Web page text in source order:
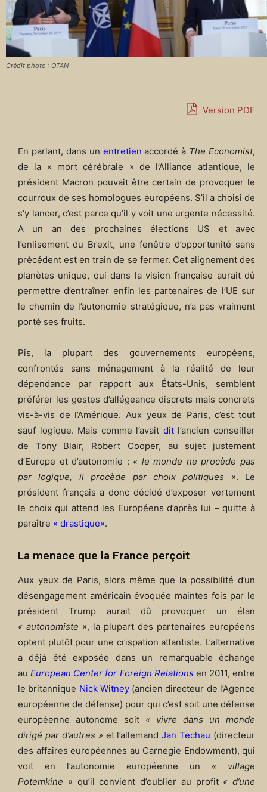
Crédit photo : OTAN
Version PDF
En parlant, dans un entretien accordé à The Economist,
de la « mort cérébrale » de l’Alliance atlantique, le
président Macron pouvait être certain de provoquer le
courroux de ses homologues européens. S’il a choisi de
s’y lancer, c’est parce qu’il y voit une urgente nécessité.
A un an des prochaines élections US et avec
l’enlisement du Brexit, une fenêtre d’opportunité sans
précédent est en train de se fermer. Cet alignement des
planètes unique, qui dans la vision française aurait dû
permettre d’entraîner enfin les partenaires de l’UE sur
le chemin de l’autonomie stratégique, n’a pas vraiment
porté ses fruits.
Pis, la plupart des gouvernements européens,
confrontés sans ménagement à la réalité de leur
dépendance par rapport aux États-Unis, semblent
préférer les gestes d’allégeance discrets mais concrets
vis-à-vis de l’Amérique. Aux yeux de Paris, c’est tout
sauf logique. Mais comme l’avait ditl’ancien conseiller
de Tony Blair, Robert Cooper, au sujet justement
d’Europe et d’autonomie : « le monde ne procède pas
par logique, il procède par choix politiques ». Le
président français a donc décidé d’exposer vertement
le choix qui attend les Européens d’après lui – quitte à
paraître « drastique».
La menace que la France perçoit
Aux yeux de Paris, alors même que la possibilité d’un
désengagement américain évoquée maintes fois par le
président Trump aurait dû provoquer un élan
« autonomiste », la plupart des partenaires européens
optent plutôt pour une crispation atlantiste. L’alternative
a déjà été exposée dans un remarquable échange
auEuropean Center for Foreign Relations en 2011, entre
le britannique Nick Witney(ancien directeur de l’Agence
européenne de défense) pour qui c’est soit une défense
européenne autonome soit « vivre dans un monde
dirigé par d’autres » et l’allemandJan Techau (directeur
des affaires européennes au Carnegie Endowment), qui
voit en l’autonomie européenne un « village
Potemkine » qu’il convient d’oublier au profit « d’une